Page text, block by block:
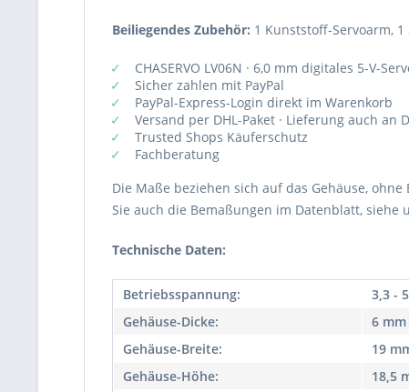
Beiliegendes Zubehör: 1 Kunststoff-Servoarm,
CHASERVO LV06N · 6,0 mm digitales 5-V-
Sicher zahlen mit PayPal
PayPal-Express-Login direkt im Warenkorb
Versand per DHL-Paket · Lieferung auch an
Trusted Shops Käuferschutz
Fachberatung
Die Maße beziehen sich auf das Gehäuse,
Sie auch die Bemaßungen im Datenblatt, siehe
Technische Daten:
Betriebsspannung:
3,3 -
Gehäuse-Dicke:
6 mm
Gehäuse-Breite:
19
Gehäuse-Höhe:
18,5